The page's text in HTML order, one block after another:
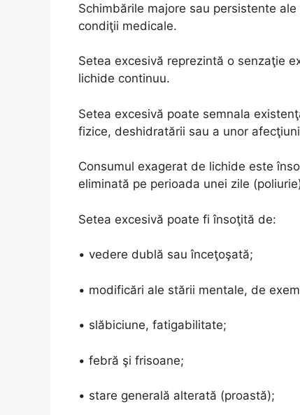
Schimbările majore sau persistente
condiţii medicale.
Setea excesivă reprezintă o senzaţie
lichide continuu.
Setea excesivă poate semnala
fizice, deshidratării sau a unor
Consumul exagerat de lichide este
eliminată pe perioada unei zile
Setea excesivă poate fi însoţită de:
• vedere dublă sau înceţoşată;
• modificări ale stării mentale, de
• slăbiciune, fatigabilitate;
• febră şi frisoane;
• stare generală alterată (proastă);